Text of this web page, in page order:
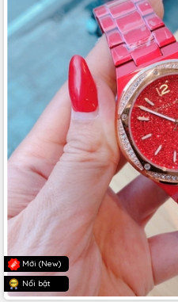
Mới (New)
Nổi bật